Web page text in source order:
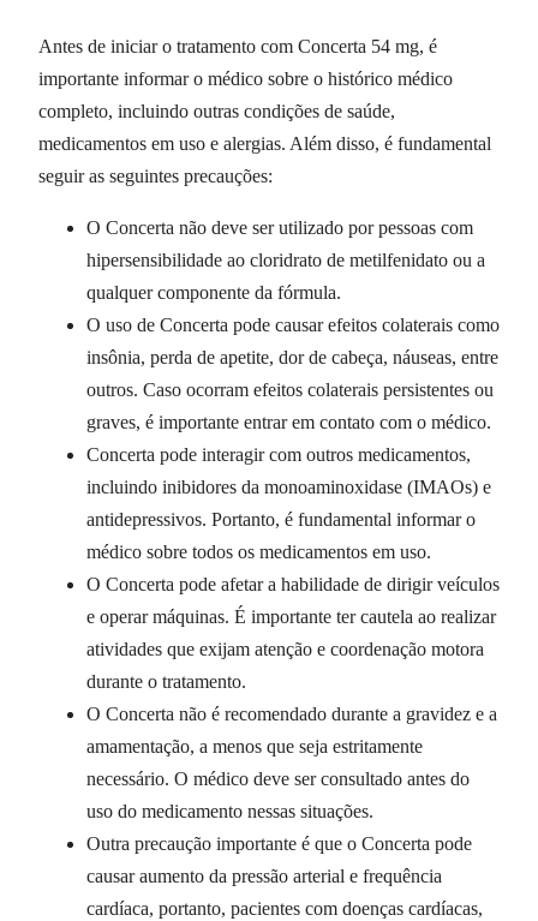
Antes de iniciar o tratamento com Concerta 54 mg, é
importante informar o médico sobre o histórico médico
completo, incluindo outras condições de saúde,
medicamentos em uso e alergias. Além disso, é fundamental
seguir as seguintes precauções:
O Concerta não deve ser utilizado por pessoas com
hipersensibilidade ao cloridrato de metilfenidato ou a
qualquer componente da fórmula.
O uso de Concerta pode causar efeitos colaterais como
insônia, perda de apetite, dor de cabeça, náuseas, entre
outros. Caso ocorram efeitos colaterais persistentes ou
graves, é importante entrar em contato com o médico.
Concerta pode interagir com outros medicamentos,
incluindo inibidores da monoaminoxidase (IMAOs) e
antidepressivos. Portanto, é fundamental informar o
médico sobre todos os medicamentos em uso.
O Concerta pode afetar a habilidade de dirigir veículos
e operar máquinas. É importante ter cautela ao realizar
atividades que exijam atenção e coordenação motora
durante o tratamento.
O Concerta não é recomendado durante a gravidez e a
amamentação, a menos que seja estritamente
necessário. O médico deve ser consultado antes do
uso do medicamento nessas situações.
Outra precaução importante é que o Concerta pode
causar aumento da pressão arterial e frequência
cardíaca, portanto, pacientes com doenças cardíacas,